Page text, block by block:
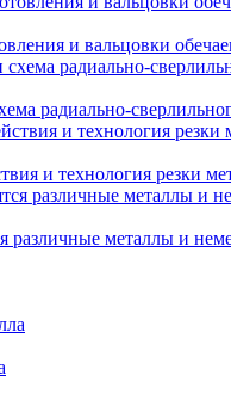
и вальцовки
радиально-
и технология резки
различные металлы и